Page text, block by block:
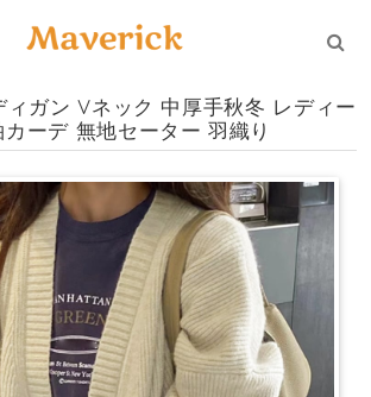
ィガン Vネック 中厚手秋冬 レディー
ーデ 無地セーター 羽織り